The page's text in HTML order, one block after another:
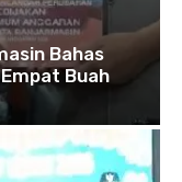
Bahas
Buah